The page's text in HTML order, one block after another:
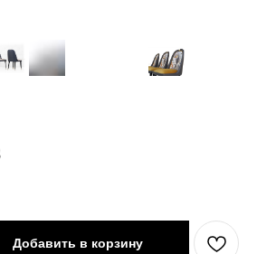
Добавить в корзину